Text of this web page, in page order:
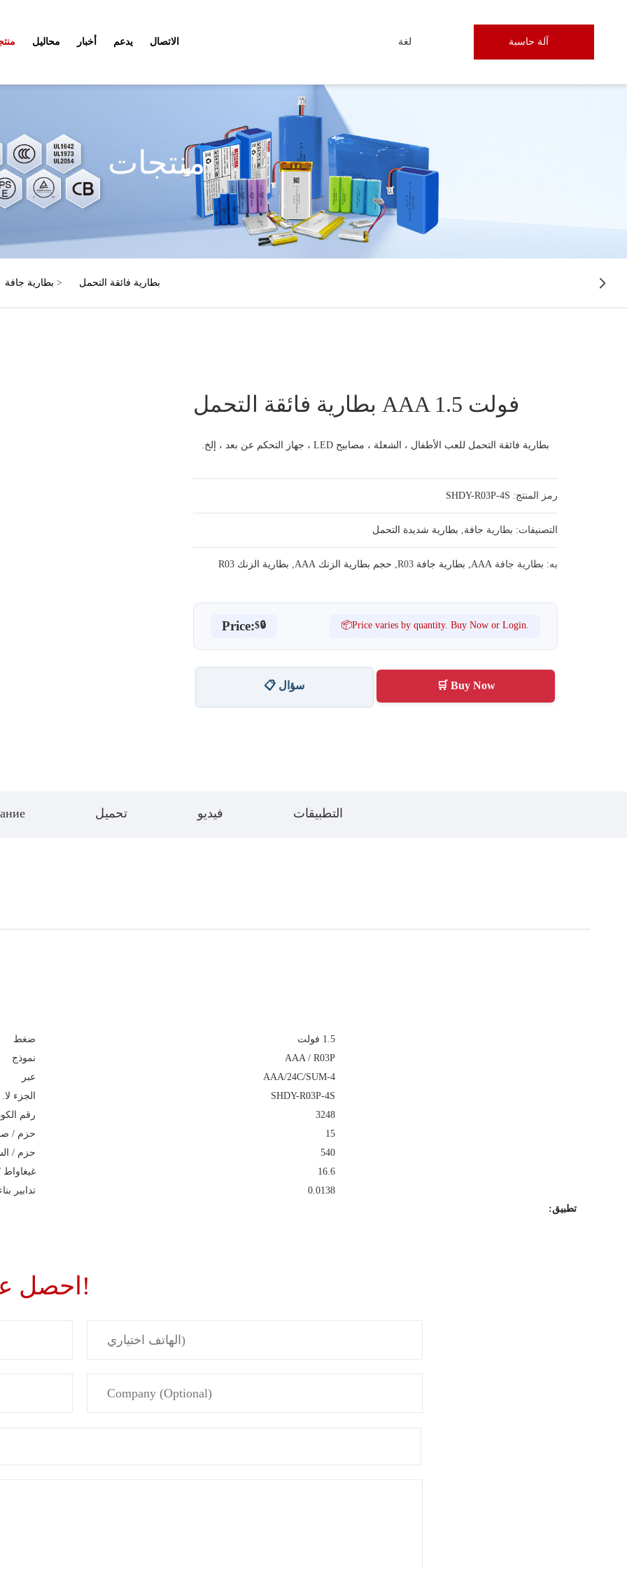
محاليل أخبار يدعم الاتصال لغة آلة حاسبة
منتجات
بطارية جافة > بطارية فائقة التحمل 
بطارية فائقة التحمل AAA 1.5 فولت
بطارية فائقة التحمل للعب الأطفال ، الشعلة ، مصابيح LED ، جهاز التحكم عن بعد ، إلخ.
رمز المنتج: SHDY-R03P-4S
التصنيفات: بطارية جافة, بطارية شديدة التحمل
به: بطارية جافةAAA, بطارية جافة R03, حجم بطارية الزنك AAA , بطارية الزنك R03
Price:$🔒 📦Price varies by quantity. Buy Now or Login.
📋 سؤال 🛒 Buy Now
تحميل فيديو التطبيقات
ضغط
1.5 فولت
نموذج
AAA / R03P
عبر
AAA/24C/SUM-4
الجزء لا.
SHDY-R03P-4S
رقم
3248
حزم /
15
حزم /
540
غيغاواط
16.6
تدابير
0.0138
تطبيق:
احصل على حلول وأسعار مخصصة!